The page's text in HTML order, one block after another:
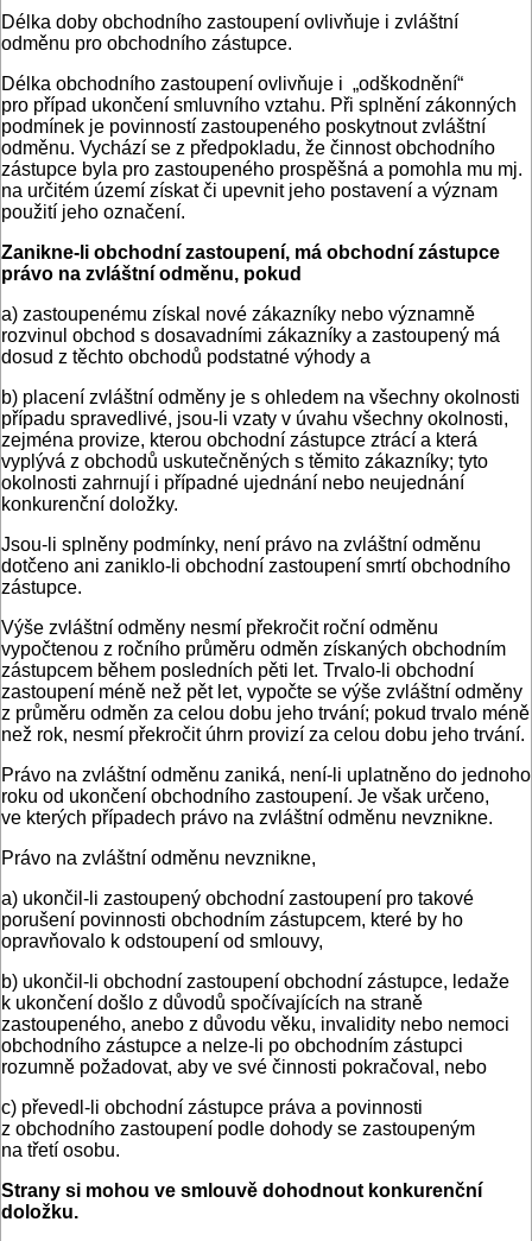
Délka doby obchodního zastoupení ovlivňuje i zvláštní
odměnu pro obchodního zástupce.
Délka obchodního zastoupení ovlivňuje i „odškodnění“
pro případ ukončení smluvního vztahu. Při splnění zákonných
podmínek je povinností zastoupeného poskytnout zvláštní
odměnu. Vychází se z předpokladu, že činnost obchodního
zástupce byla pro zastoupeného prospěšná a pomohla mu mj.
na určitém území získat či upevnit jeho postavení a význam
použití jeho označení.
Zanikne-li obchodní zastoupení, má obchodní zástupce
právo na zvláštní odměnu, pokud
a) zastoupenému získal nové zákazníky nebo významně
rozvinul obchod s dosavadními zákazníky a zastoupený má
dosud z těchto obchodů podstatné výhody a
b) placení zvláštní odměny je s ohledem na všechny okolnosti
případu spravedlivé, jsou-li vzaty v úvahu všechny okolnosti,
zejména provize, kterou obchodní zástupce ztrácí a která
vyplývá z obchodů uskutečněných s těmito zákazníky; tyto
okolnosti zahrnují i případné ujednání nebo neujednání
konkurenční doložky.
Jsou-li splněny podmínky, není právo na zvláštní odměnu
dotčeno ani zaniklo-li obchodní zastoupení smrtí obchodního
zástupce.
Výše zvláštní odměny nesmí překročit roční odměnu
vypočtenou z ročního průměru odměn získaných obchodním
zástupcem během posledních pěti let. Trvalo-li obchodní
zastoupení méně než pět let, vypočte se výše zvláštní odměny
z průměru odměn za celou dobu jeho trvání; pokud trvalo méně
než rok, nesmí překročit úhrn provizí za celou dobu jeho trvání.
Právo na zvláštní odměnu zaniká, není-li uplatněno do jednoho
roku od ukončení obchodního zastoupení. Je však určeno,
ve kterých případech právo na zvláštní odměnu nevznikne.
Právo na zvláštní odměnu nevznikne,
a) ukončil-li zastoupený obchodní zastoupení pro takové
porušení povinnosti obchodním zástupcem, které by ho
opravňovalo k odstoupení od smlouvy,
b) ukončil-li obchodní zastoupení obchodní zástupce, ledaže
k ukončení došlo z důvodů spočívajících na straně
zastoupeného, anebo z důvodu věku, invalidity nebo nemoci
obchodního zástupce a nelze-li po obchodním zástupci
rozumně požadovat, aby ve své činnosti pokračoval, nebo
c) převedl-li obchodní zástupce práva a povinnosti
z obchodního zastoupení podle dohody se zastoupeným
na třetí osobu.
Strany si mohou ve smlouvě dohodnout konkurenční
doložku.